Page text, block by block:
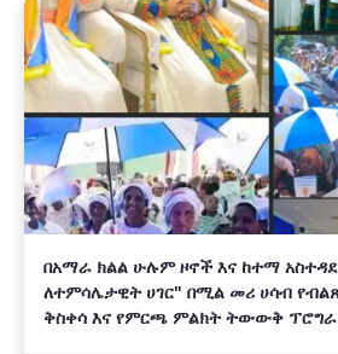
አዲስ
በአማራ ክልል ሁሉም ዞኖች እና ከተማ
ለተምሳሌታዊት ሀገር" በሚል መሪ ሀሳብ
ቅስቀሳ እና የምርጫ ምልክት ትውውቅ